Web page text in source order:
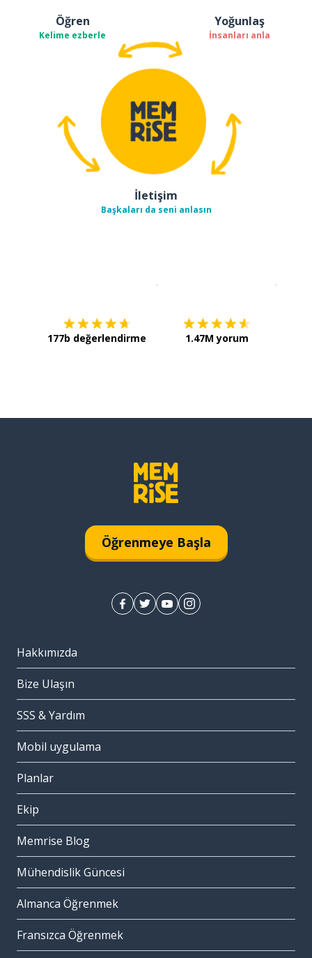
Öğren
Kelime ezberle
Yoğunlaş
İnsanları anla
İletişim
Başkaları da seni anlasın
177b değerlendirme 1.47M yorum
Öğrenmeye Başla
Hakkımızda
Bize Ulaşın
SSS & Yardım
Mobil uygulama
Planlar
Ekip
Memrise Blog
Mühendislik Güncesi
Almanca Öğrenmek
Fransızca Öğrenmek